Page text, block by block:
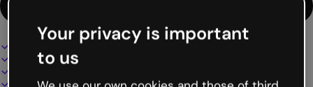
Interaktives und animiertes Design
100% anpassbar
Online präsentieren, teilen oder veröffentlichen
Your privacy is important
to us